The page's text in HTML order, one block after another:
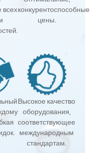
конкурентоспособные
цены.
Высокое качество
оборудования,
соответствующее
международным
стандартам.